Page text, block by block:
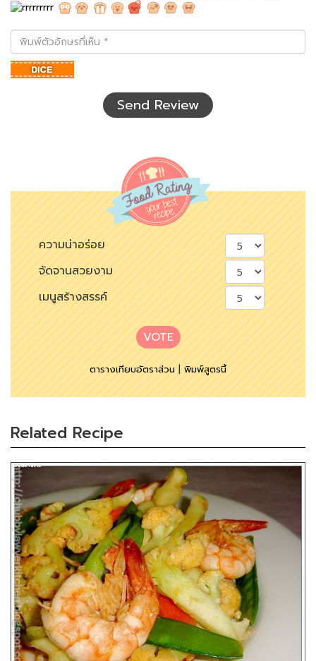
พิมพ์
ตัว
อักษร
ที่
Send Review
ความน่าอร่อย
จัดจานสวยงาม
เมนูสร้างสรรค์
VOTE
ตารางเทียบอัตราส่วน|พิมพ์สูตรนี้
Related Recipe